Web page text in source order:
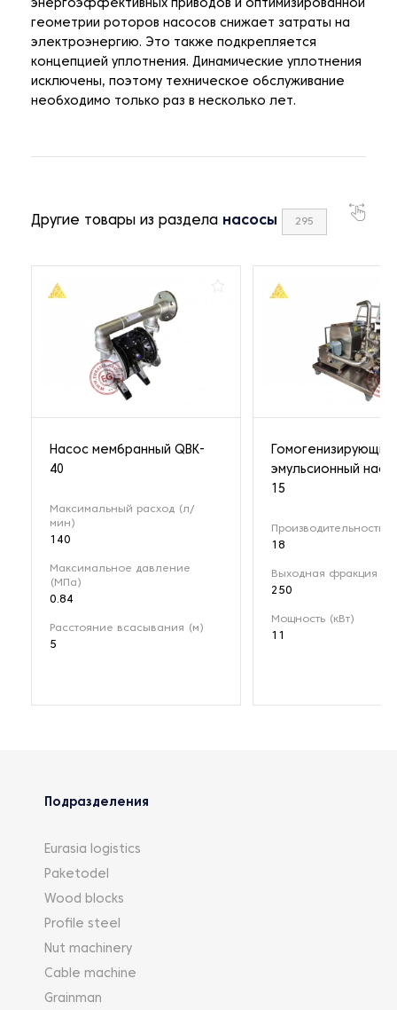
энергоэффективных приводов и оптимизированной
геометрии роторов насосов снижает затраты на
электроэнергию. Это также подкрепляется
концепцией уплотнения. Динамические уплотнения
исключены, поэтому техническое обслуживание
необходимо только раз в несколько лет.
Другие товары из раздела насосы 295
Насос мембранный QBK-
40
Максимальный расход (л/
мин)
140
Максимальное давление
(МПа)
0.84
Расстояние всасывания (м)
5
Гомогенизирующий
эмульсионный
15
Производительность
18
Выходная фракция
250
Мощность (кВт)
11
Подразделения
Eurasia logistics
Paketodel
Wood blocks
Profile steel
Nut machinery
Cable machine
Grainman